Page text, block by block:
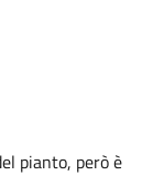
pianto, però è